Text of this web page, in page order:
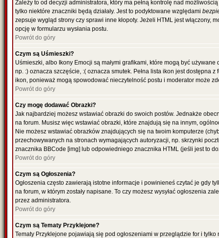
Zależy to od decyzji administratora, który ma pełną kontrolę nad
tylko niektóre znaczniki będą działały. Jest to podyktowane względami
zepsuje wygląd strony czy sprawi inne kłopoty. Jeżeli HTML jest włączony,
opcję w formularzu wysłania postu.
Powrót do góry
Czym są Uśmieszki?
Uśmieszki, albo Ikony Emocji są małymi grafikami, które mogą być
np. :) oznacza szczęście, :( oznacza smutek. Pełna lista ikon jest dostępna
ikon, ponieważ mogą spowodować nieczytelność postu i moderator może
Powrót do góry
Czy mogę dodawać Obrazki?
Jak najbardziej możesz wstawiać obrazki do swoich postów. Jednakże
na forum. Musisz więc wstawiać obrazki, które znajdują się na innym,
Nie możesz wstawiać obrazków znajdujących się na twoim komputerze
przechowywanych na stronach wymagających autoryzacji, np. skrzynki
znacznika BBCode [img] lub odpowiedniego znacznika HTML (jeśli jest to
Powrót do góry
Czym są Ogłoszenia?
Ogłoszenia często zawierają istotne informacje i powinieneś czytać je gdy
na forum, w którym zostały napisane. To czy możesz wysyłać ogłoszenia
przez administratora.
Powrót do góry
Czym są Tematy Przyklejone?
Tematy Przyklejone pojawiają się pod ogłoszeniami w przeglądzie for i